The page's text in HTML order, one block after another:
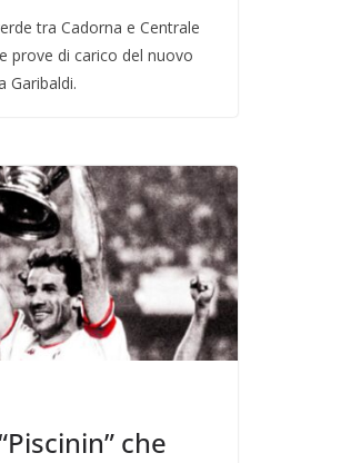
tra Cadorna e Centrale
prove di carico del nuovo
Garibaldi.
che